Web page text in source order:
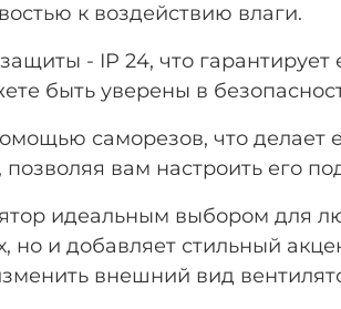
к воздействию влаги.
- IP 24, что
быть уверены в
саморезов, что делает
вам настроить его
идеальным выбором для
но и добавляет стильный
внешний вид